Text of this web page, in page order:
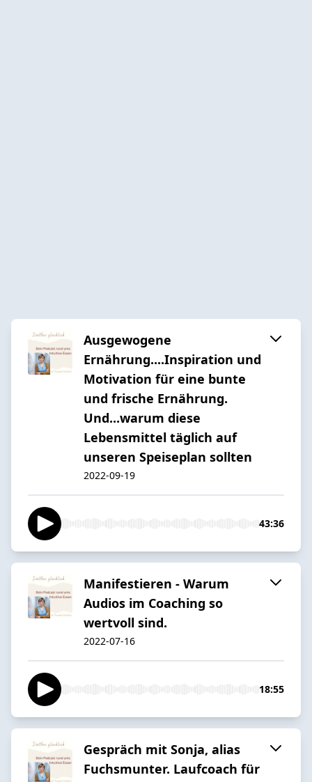
Ausgewogene
Ernährung....Inspiration und
Motivation für eine bunte
und frische Ernährung.
Und...warum diese
Lebensmittel täglich auf
unseren Speiseplan sollten
2022-09-19
43:36
Manifestieren - Warum
Audios im Coaching so
wertvoll sind.
2022-07-16
18:55
Gespräch mit Sonja, alias
Fuchsmunter. Laufcoach für